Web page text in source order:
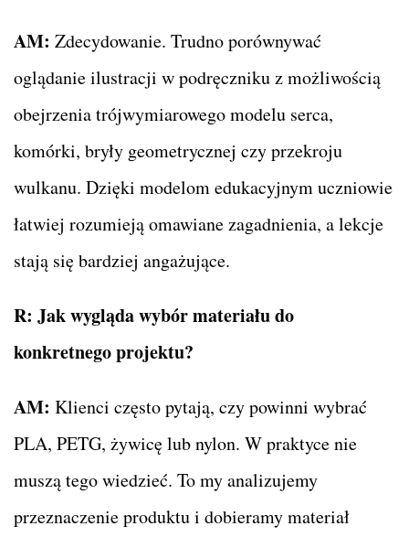
AM: Zdecydowanie. Trudno porównywać
oglądanie ilustracji w podręczniku z możliwością
obejrzenia trójwymiarowego modelu serca,
komórki, bryły geometrycznej czy przekroju
wulkanu. Dzięki modelom edukacyjnym uczniowie
łatwiej rozumieją omawiane zagadnienia, a lekcje
stają się bardziej angażujące.
R: Jak wygląda wybór materiału do
konkretnego projektu?
AM: Klienci często pytają, czy powinni wybrać
PLA, PETG, żywicę lub nylon. W praktyce nie
muszą tego wiedzieć. To my analizujemy
przeznaczenie produktu i dobieramy materiał